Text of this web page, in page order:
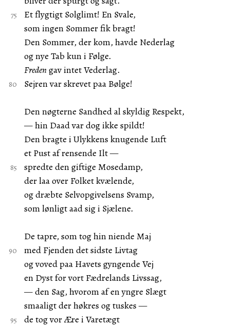
Et flygtigt Solglimt! En Svale,
som ingen Sommer fik bragt!
Den Sommer, der kom, havde Nederlag
og nye Tab kun i Følge.
Freden gav intet Vederlag.
Sejren var skrevet paa Bølge!
Den nøgterne Sandhed al skyldig Respekt,
— hin Daad var dog ikke spildt!
Den bragte i Ulykkens knugende Luft
et Pust af rensende Ilt —
spredte den giftige Mosedamp,
der laa over Folket kvælende,
og dræbte Selvopgivelsens Svamp,
som lønligt aad sig i Sjælene.
De tapre, som tog hin niende Maj
med Fjenden det sidste Livtag
og voved paa Havets gyngende Vej
en Dyst for vort Fædrelands Livssag,
— den Sag, hvorom af en yngre Slægt
smaaligt der høkres og tuskes —
de tog vor Ære i Varetægt